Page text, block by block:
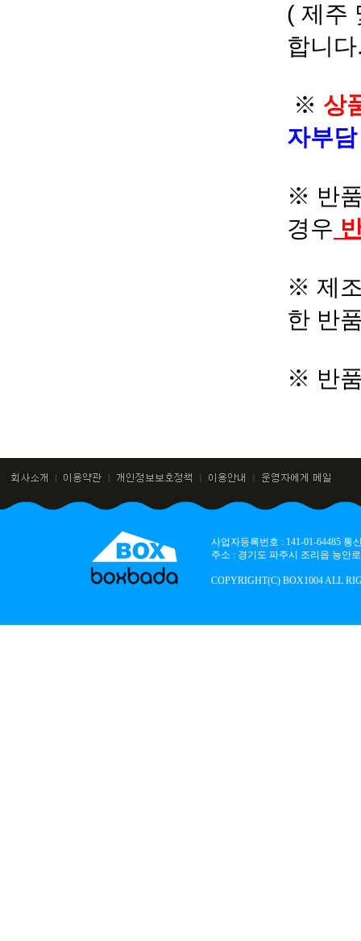
( 제주
합니
※ 상
자부
※ 반
경우
※ 제
한 반
※ 반
사업자등록번호 : 141-01-64485
주소 : 경기도 파주시 조리읍 능안
COPYRIGHT(C) BOX1004 ALL